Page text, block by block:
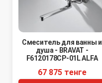
Смеситель для ванны и
душа - BRAVAT -
F6120178CP-01L ALFA
67 875 тенге